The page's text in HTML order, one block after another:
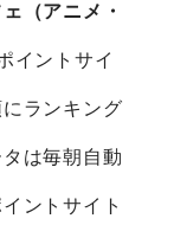
（アニメ・
イントサイ
ランキング
は毎朝自動
ントサイト